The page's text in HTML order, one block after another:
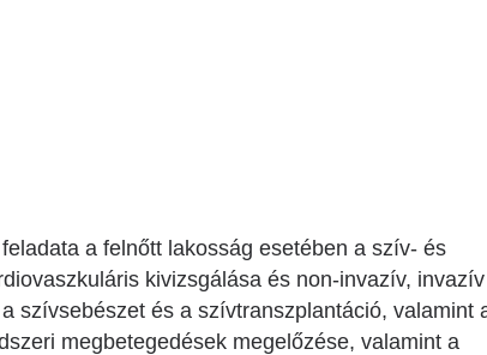
a felnőtt lakosság esetében a szív- és
kivizsgálása és non-invazív, invazív
szívsebészet és a szívtranszplantáció, valamint
megbetegedések megelőzése, valamint a